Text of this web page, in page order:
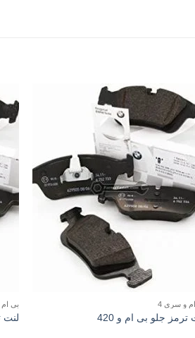
و سری 4
ترمز جلو بی ام و 420
بی
لنت